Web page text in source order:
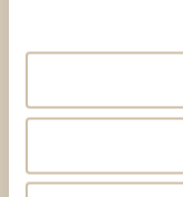
uključujući
učinke koji se na
značajno na
potrebna za
pravom države
temeljena na